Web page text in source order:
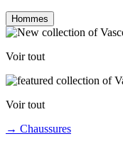
Hommes
Voir tout
Voir tout
→ Chaussures